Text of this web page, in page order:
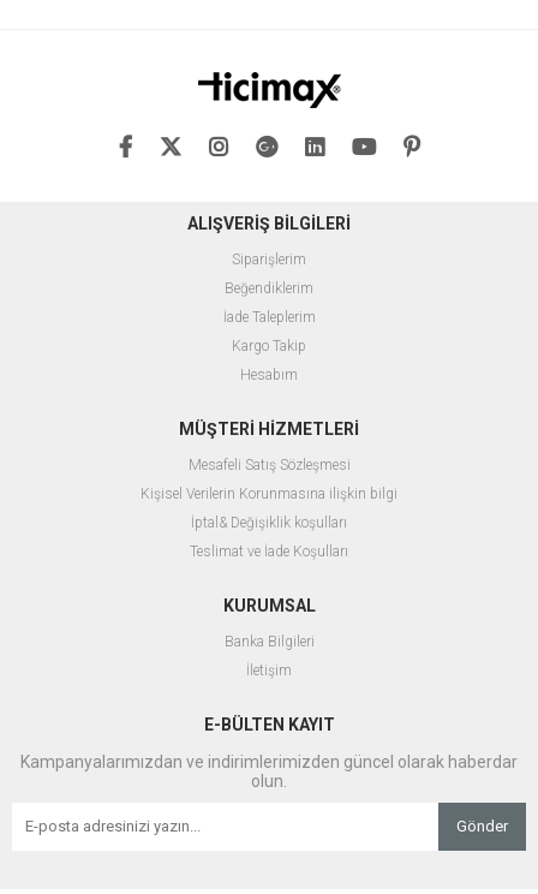
ALIŞVERİŞ BİLGİLERİ
Siparişlerim
Beğendiklerim
İade Taleplerim
Kargo Takip
Hesabım
MÜŞTERİ HİZMETLERİ
Mesafeli Satış Sözleşmesi
Kişisel Verilerin Korunmasına ilişkin bilgi
İptal& Değişiklik koşulları
Teslimat ve İade Koşulları
KURUMSAL
Banka Bilgileri
İletişim
E-BÜLTEN KAYIT
Kampanyalarımızdan ve indirimlerimizden güncel olarak haberdar
olun.
Gönder